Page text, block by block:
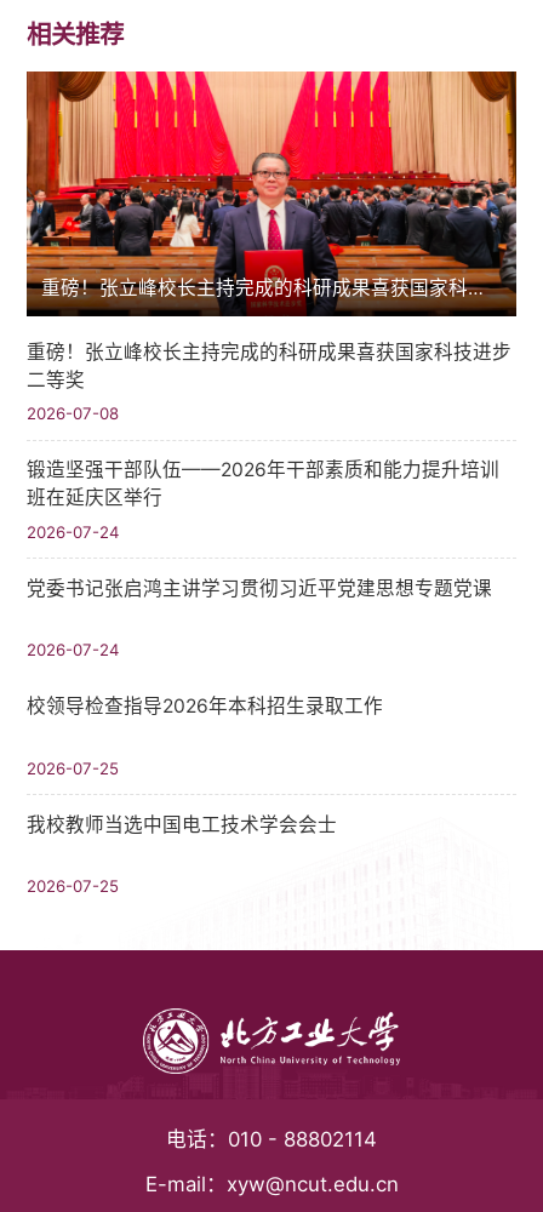
相关推荐
重磅！张立峰校长主持完成的科研成果喜获国家科技进步二等奖
重磅！张立峰校长主持完成的科研成果喜获国家科技进步
二等奖
2026-07-08
锻造坚强干部队伍——2026年干部素质和能力提升培训
班在延庆区举行
2026-07-24
党委书记张启鸿主讲学习贯彻习近平党建思想专题党课
2026-07-24
校领导检查指导2026年本科招生录取工作
2026-07-25
我校教师当选中国电工技术学会会士
2026-07-25
电话： 010 - 88802114
E-mail： xyw@ncut.edu.cn